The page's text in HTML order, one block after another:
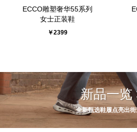
ECCO雕塑奢华55系列
女士正装鞋
￥2399
新品一览
全新甄选鞋履点亮出